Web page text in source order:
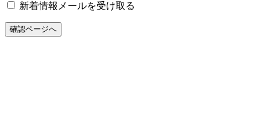
新着情報メールを受け取る